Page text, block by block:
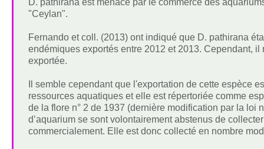
D. pathirana est menacé par le commerce des
"Ceylan".
Fernando et coll. (2013) ont indiqué que D. pathirana
endémiques exportés entre 2012 et 2013. Cependant,
exportée.
Il semble cependant que l'exportation de cette espèce
ressources aquatiques et elle est répertoriée comme
de la flore n° 2 de 1937 (dernière modification par la loi
d’aquarium se sont volontairement abstenus de
commercialement. Elle est donc collecté en nombre